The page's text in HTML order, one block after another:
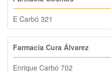
E Carbó 321
Farmacia Cura Álvarez
Enrique Carbó 702